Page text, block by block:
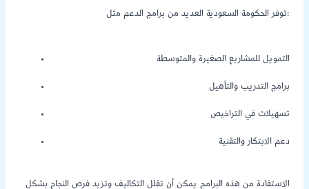
توفر الحكومة السعودية العديد من برامج الدعم مثل:
التمويل للمشاريع الصغيرة والمتوسطة
برامج التدريب والتأهيل
تسهيلات في التراخيص
دعم الابتكار والتقنية
الاستفادة من هذه البرامج يمكن أن تقلل التكاليف وتزيد فرص النجاح بشكل